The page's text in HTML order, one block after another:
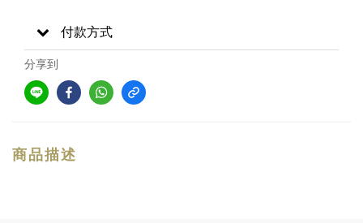
付款方式
分享到
商品描述